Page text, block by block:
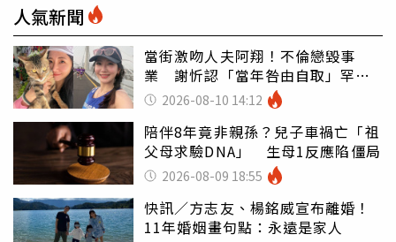
人氣新聞
當街激吻人夫阿翔！不倫戀毀事
業 謝忻認「當年咎由自取」罕吐
心聲2026-08-10 14:12
陪伴8年竟非親孫？兒子車禍亡「祖
父母求驗DNA」 生母1反應陷僵局
2026-08-09 18:55
快訊／方志友、楊銘威宣布離婚！
11年婚姻畫句點：永遠是家人